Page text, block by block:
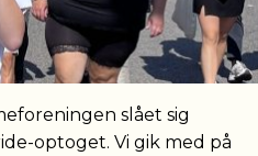
slået sig
optoget. Vi gik med på